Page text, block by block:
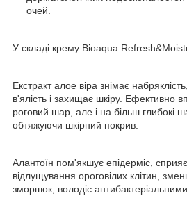
очей.
У складі крему Bioaqua
Екстракт алое віра знімає
в'ялість і захищає шкіру. Ефективно
роговий шар, але і на більш глибокі
обтяжуючи шкірний покрив.
Алантоїн пом'якшує епідерміс,
відлущування ороговілих клітин,
зморшок, володіє